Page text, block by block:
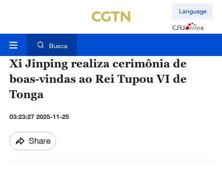
Language
Busca
Xi Jinping realiza cerimônia de
boas-vindas ao Rei Tupou VI de
Tonga
03:23:27 2025-11-25
Share